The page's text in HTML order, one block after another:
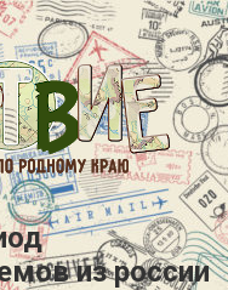
из россии